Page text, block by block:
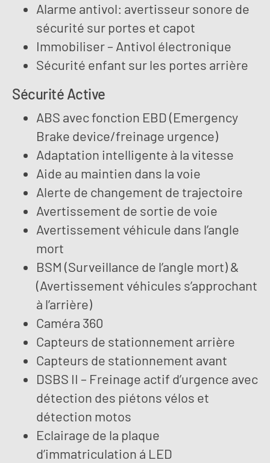
Alarme antivol: avertisseur sonore de
sécurité sur portes et capot
Immobiliser – Antivol électronique
Sécurité enfant sur les portes arrière
Sécurité Active
ABS avec fonction EBD (Emergency
Brake device/freinage urgence)
Adaptation intelligente à la vitesse
Aide au maintien dans la voie
Alerte de changement de trajectoire
Avertissement de sortie de voie
Avertissement véhicule dans l’angle
mort
BSM (Surveillance de l’angle mort) &
(Avertissement véhicules s’approchant
à l’arrière)
Caméra 360
Capteurs de stationnement arrière
Capteurs de stationnement avant
DSBS II – Freinage actif d’urgence avec
détection des piétons vélos et
détection motos
Eclairage de la plaque
d’immatriculation á LED